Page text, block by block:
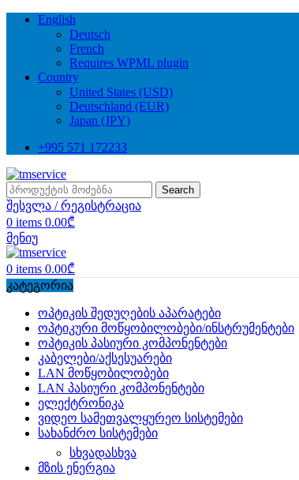
English
Deutsch
French
Requires WPML plugin
Country
United States (USD)
Deutschland (EUR)
Japan (JPY)
+995 571 172233
Search
შესვლა / რეგისტრაცია
0 items 0.00₾
მენიუ
0 items 0.00₾
კატეგორია
ოპტიკის შედუღების აპარატები
ოპტიკური მოწყობილობები/ინსტრუმენტები
ოპტიკის პასიური კომპონენტები
კაბელები/აქსესუარები
LAN მოწყობილობები
LAN პასიური კომპონენტები
ელექტრონიკა
ვიდეო სამეთვალყურეო სისტემები
სახანძრო სისტემები
სხვადასხვა
მზის ენერგია